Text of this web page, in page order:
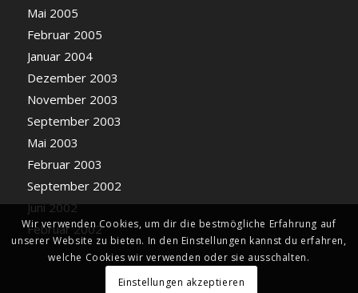
Mai 2005
Februar 2005
Januar 2004
Dezember 2003
November 2003
September 2003
Mai 2003
Februar 2003
September 2002
Juni 2002
Februar 2002
Wir verwenden Cookies, um dir die bestmögliche Erfahrung auf
unserer Website zu bieten. In den Einstellungen kannst du erfahren,
welche Cookies wir verwenden oder sie ausschalten.
Einstellungen akzeptieren